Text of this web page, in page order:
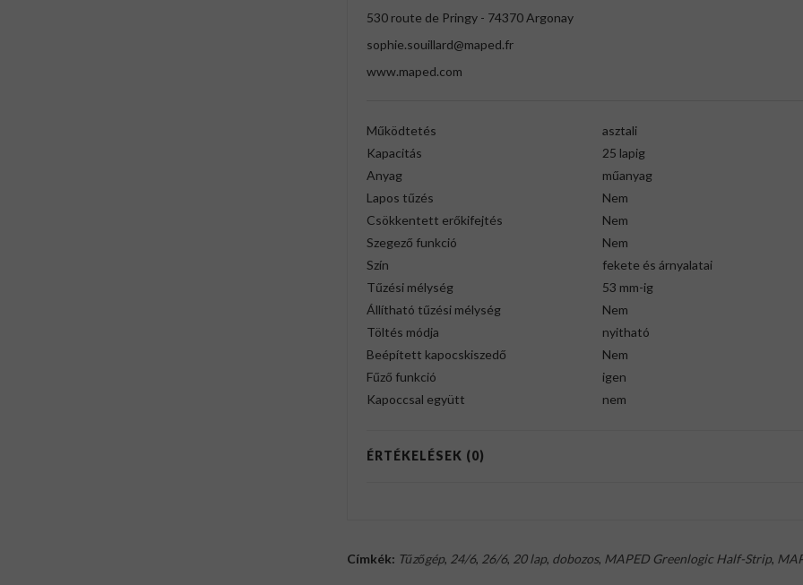
530 route de Pringy - 74370 Argonay
sophie.souillard@maped.fr
www.maped.com
Működtetés
asztali
Kapacitás
25 lapig
Anyag
műanyag
Lapos tűzés
Nem
Csökkentett erőkifejtés
Nem
Szegező funkció
Nem
Szín
fekete és árnyalatai
Tűzési mélység
53 mm-ig
Állítható tűzési mélység
Nem
Töltés módja
nyitható
Beépített kapocskiszedő
Nem
Fűző funkció
igen
Kapoccsal együtt
nem
ÉRTÉKELÉSEK (0)
Címkék: Tűzőgép, 24/6, 26/6, 20 lap, dobozos, MAPED Greenlogic Half-Strip,